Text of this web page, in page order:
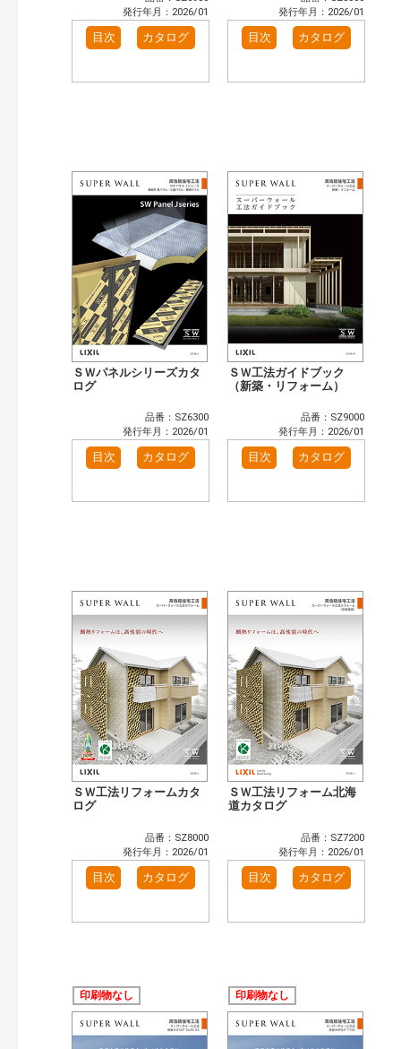
発行年月：2026/01
目次 カタログ
発行年月：2026/01
目次 カタログ
ＳＷパネルシリーズカタ
ログ
品番：SZ6300
発行年月：2026/01
目次 カタログ
ＳＷ工法ガイドブック
（新築・リフォーム）
品番：SZ9000
発行年月：2026/01
目次 カタログ
ＳＷ工法リフォームカタ
ログ
品番：SZ8000
発行年月：2026/01
目次 カタログ
ＳＷ工法リフォーム北海
道カタログ
品番：SZ7200
発行年月：2026/01
目次 カタログ
印刷物なし 印刷物なし